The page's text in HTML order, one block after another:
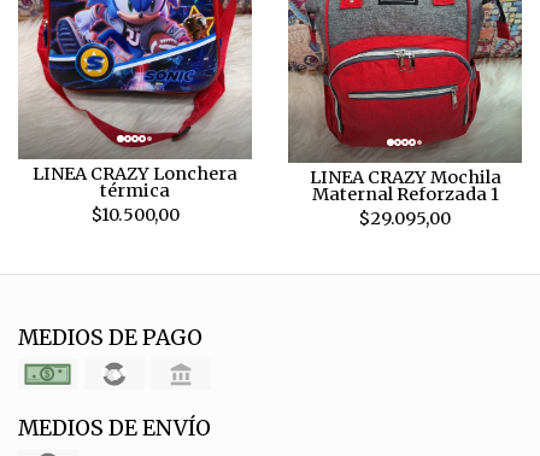
LINEA CRAZY Lonchera
térmica
$10.500,00
LINEA CRAZY Mochila
Maternal Reforzada 1
$29.095,00
MEDIOS DE PAGO
MEDIOS DE ENVÍO